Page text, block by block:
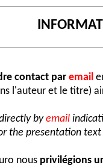
contact par email
l'auteur et le titre)
byemail
the presentation
nous privilégions